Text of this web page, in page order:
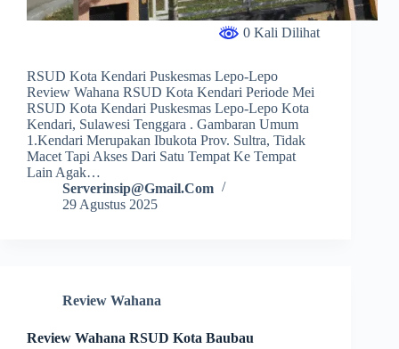
0 Kali Dilihat
RSUD Kota Kendari Puskesmas Lepo-Lepo
Review Wahana RSUD Kota Kendari Periode Mei
RSUD Kota Kendari Puskesmas Lepo-Lepo Kota
Kendari, Sulawesi Tenggara . Gambaran Umum
1.Kendari Merupakan Ibukota Prov. Sultra, Tidak
Macet Tapi Akses Dari Satu Tempat Ke Tempat
Lain Agak…
Serverinsip@gmail.com
29 Agustus 2025
Review Wahana
Review Wahana RSUD Kota Baubau